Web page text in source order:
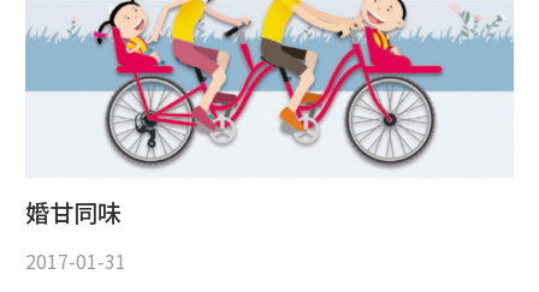
婚甘同味
2017-01-31